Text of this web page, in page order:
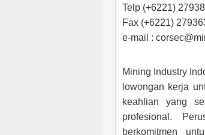
Telp (+6221)
Fax (+6221)
e-mail :
Mining Industry
lowongan kerja
keahlian yang
profesional.
berkomitmen